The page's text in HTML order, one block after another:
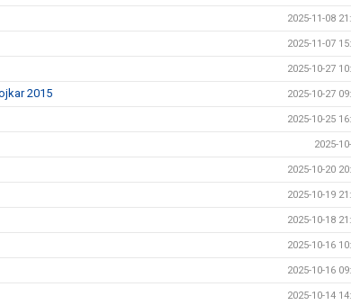
2025-11-08
2025-11-07
2025-10-27
2015 2025-10-27
2025-10-25
2025-
2025-10-20
2025-10-19
2025-10-18
2025-10-16
2025-10-16
2025-10-14